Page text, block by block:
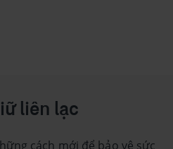
liên lạc
cách mới để bảo vệ sức